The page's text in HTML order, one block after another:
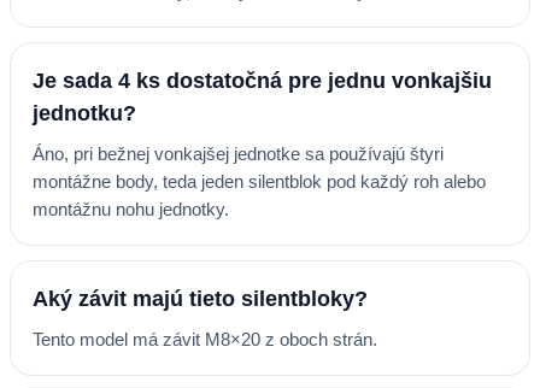
Je sada 4 ks dostatočná pre jednu vonkajšiu
jednotku?
Áno, pri bežnej vonkajšej jednotke sa používajú štyri
montážne body, teda jeden silentblok pod každý roh alebo
montážnu nohu jednotky.
Aký závit majú tieto silentbloky?
Tento model má závit M8×20 z oboch strán.